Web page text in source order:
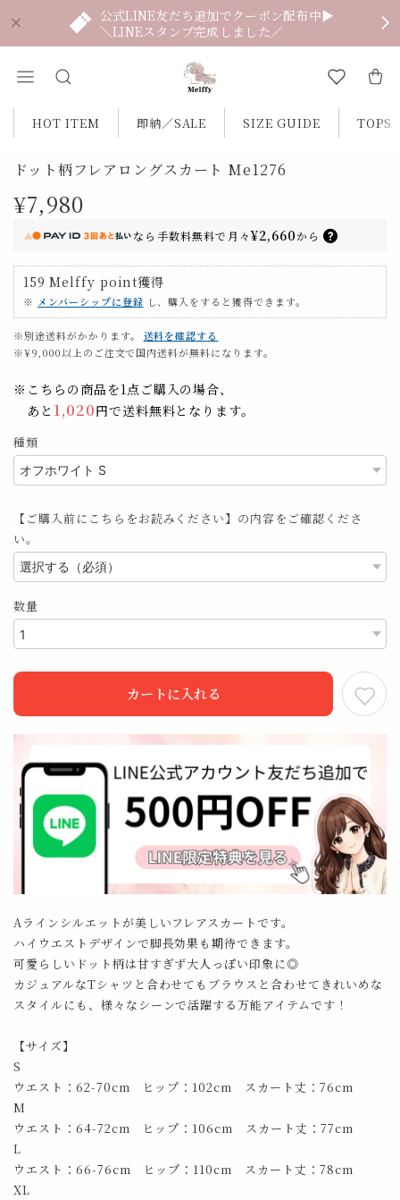
公式LINE友だち追加でクーポン配布中▶
＼LINEスタンプ完成しました／
HOT ITEM 即納／SALE SIZE GUIDE TOPS
ドット柄フレアロングスカート Me1276
¥7,980
なら 手数料無料で 月々¥2,660から
159 Melffy point獲得
※ メンバーシップに登録 し、購入をすると獲得できます。
※別途送料がかかります。
送料を確認する
※¥9,000以上のご注文で国内送料が無料になります。
※こちらの商品を1点ご購入の場合、
あと 1,020円で送料無料となります。
種類
【ご購入前にこちらをお読みください】の内容をご確認くださ
い。
数量
カートに入れる
Aラインシルエットが美しいフレアスカートです。
ハイウエストデザインで脚長効果も期待できます。
可愛らしいドット柄は甘すぎず大人っぽい印象に◎
カジュアルなTシャツと合わせてもブラウスと合わせてきれいめな
スタイルにも、様々なシーンで活躍する万能アイテムです！
【サイズ】
S
ウエスト：62-70cm ヒップ：102cm スカート丈：76cm
M
ウエスト：64-72cm ヒップ：106cm スカート丈：77cm
L
ウエスト：66-76cm ヒップ：110cm スカート丈：78cm
XL